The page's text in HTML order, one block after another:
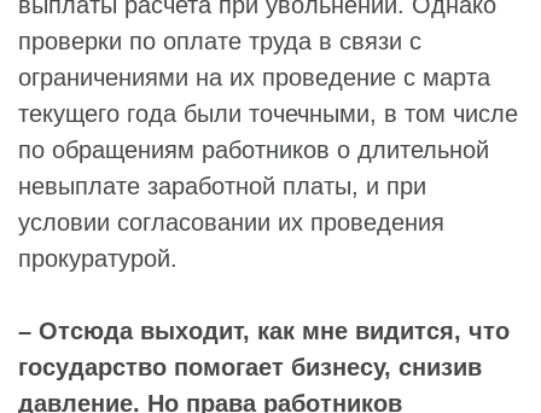
проверки по оплате труда в связи с
ограничениями на их проведение с марта
текущего года были точечными, в том числе
по обращениям работников о длительной
невыплате заработной платы, и при
условии согласовании их проведения
прокуратурой.
– Отсюда выходит, как мне видится, что
государство помогает бизнесу, снизив
давление. Но права работников